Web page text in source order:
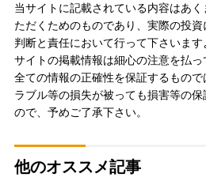
当サイトに記載されている内容はあ
ただくためのものであり、実際の投
判断と責任において行って下さいま
サイトの掲載情報は細心の注意を払
全ての情報の正確性を保証するもの
ラブル等の損失が被っても損害等の
ので、予めご了承下さい。
他のオススメ記事